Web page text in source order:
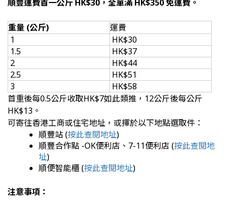
順豐運費首一公斤 HK$30，全單滿 HK$350 免運費。
重量 (公斤)
運費
1
HK$30
1.5
HK$37
2
HK$44
2.5
HK$51
3
HK$58
首重後每0.5公斤收取HK$7如此類推，12公斤後每公斤
HK$13。
可寄往香港工商或住宅地址，或擇於以下地點選取件：
順豐站 (按此查閱地址)
順豐合作點 -OK便利店、7-11便利店 (按此查閱地
址)
順便智能櫃 (按此查閱地址)
注意事項：